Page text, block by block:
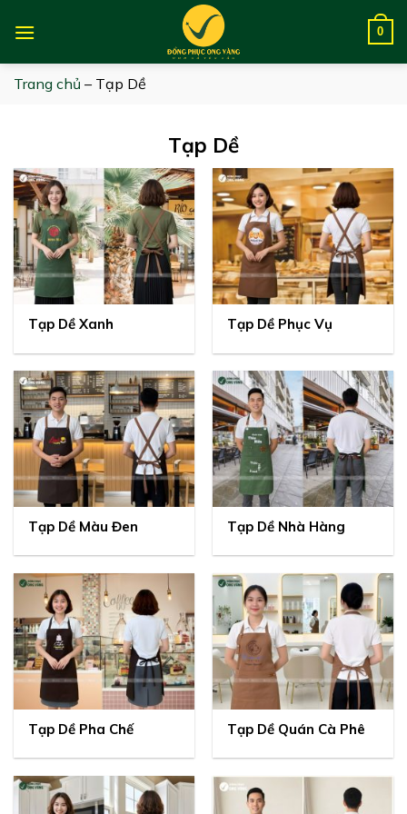
0
Trang chủ – Tạp Dề
Tạp Dề
Tạp Dề Xanh Tạp Dề Phục Vụ
Tạp Dề Màu Đen Tạp Dề Nhà Hàng
Tạp Dề Pha Chế Tạp Dề Quán Cà Phê